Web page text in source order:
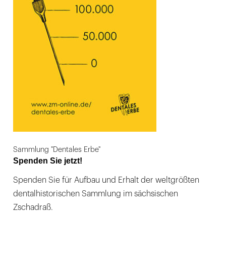
Sammlung "Dentales Erbe"
Spenden Sie jetzt!
Spenden Sie für Aufbau und Erhalt der weltgrößten
dentalhistorischen Sammlung im sächsischen
Zschadraß.